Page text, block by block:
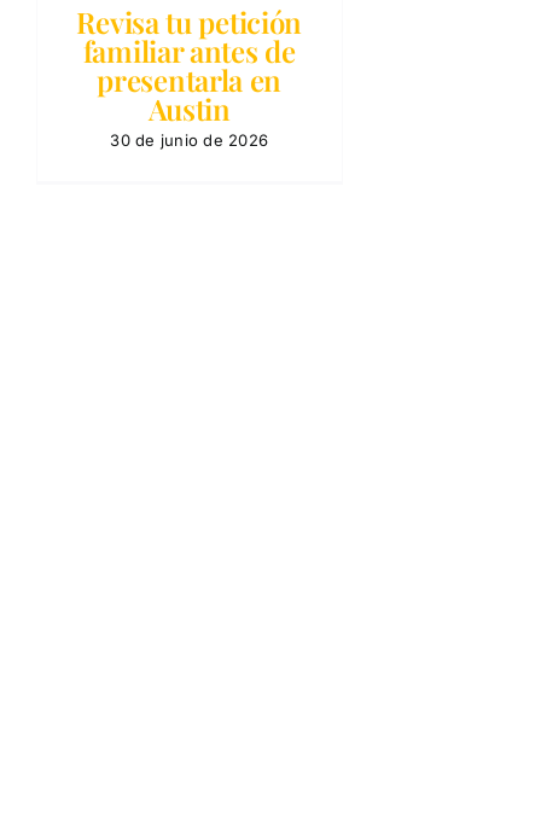
Revisa tu petición
familiar antes de
presentarla en
Austin
30 de junio de 2026